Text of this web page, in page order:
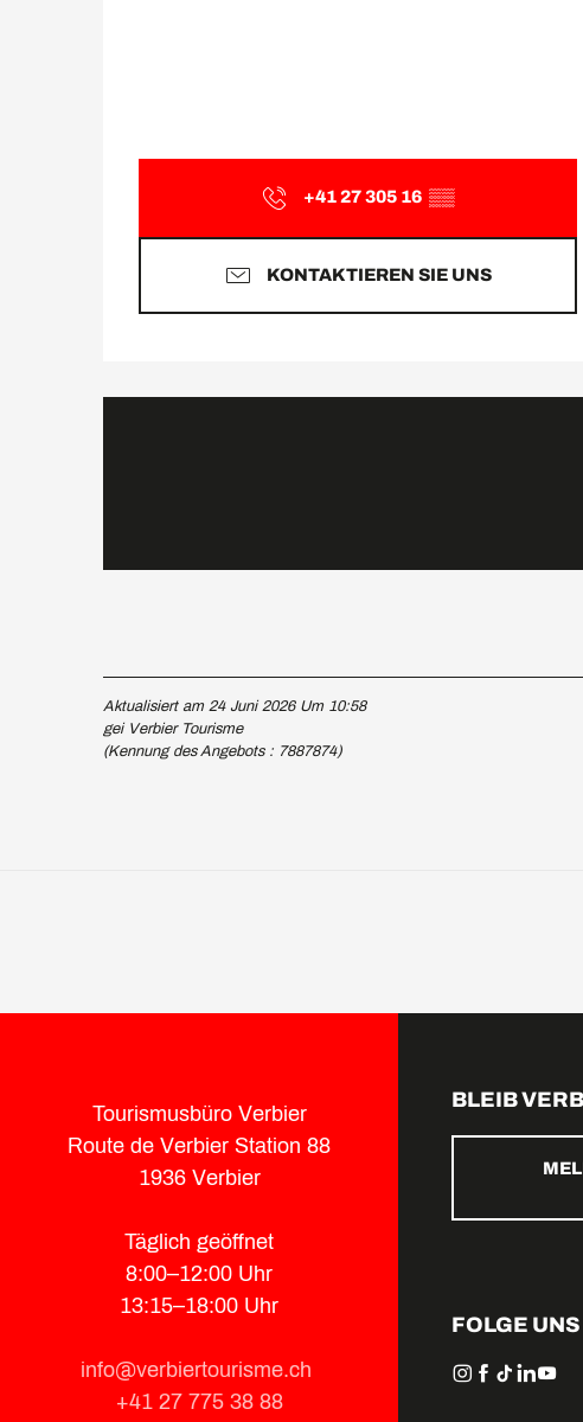
+41 27 305 16 ▒▒
KONTAKTIEREN SIE UNS
Aktualisiert am 24 Juni 2026 Um 10:58
gei Verbier Tourisme
(Kennung des Angebots : 7887874)
Tourismusbüro Verbier
Route de Verbier Station 88
1936 Verbier
Täglich geöffnet
8:00–12:00 Uhr
13:15–18:00 Uhr
info@verbiertourisme.ch
+41 27 775 38 88
BLEIB
FOLGE